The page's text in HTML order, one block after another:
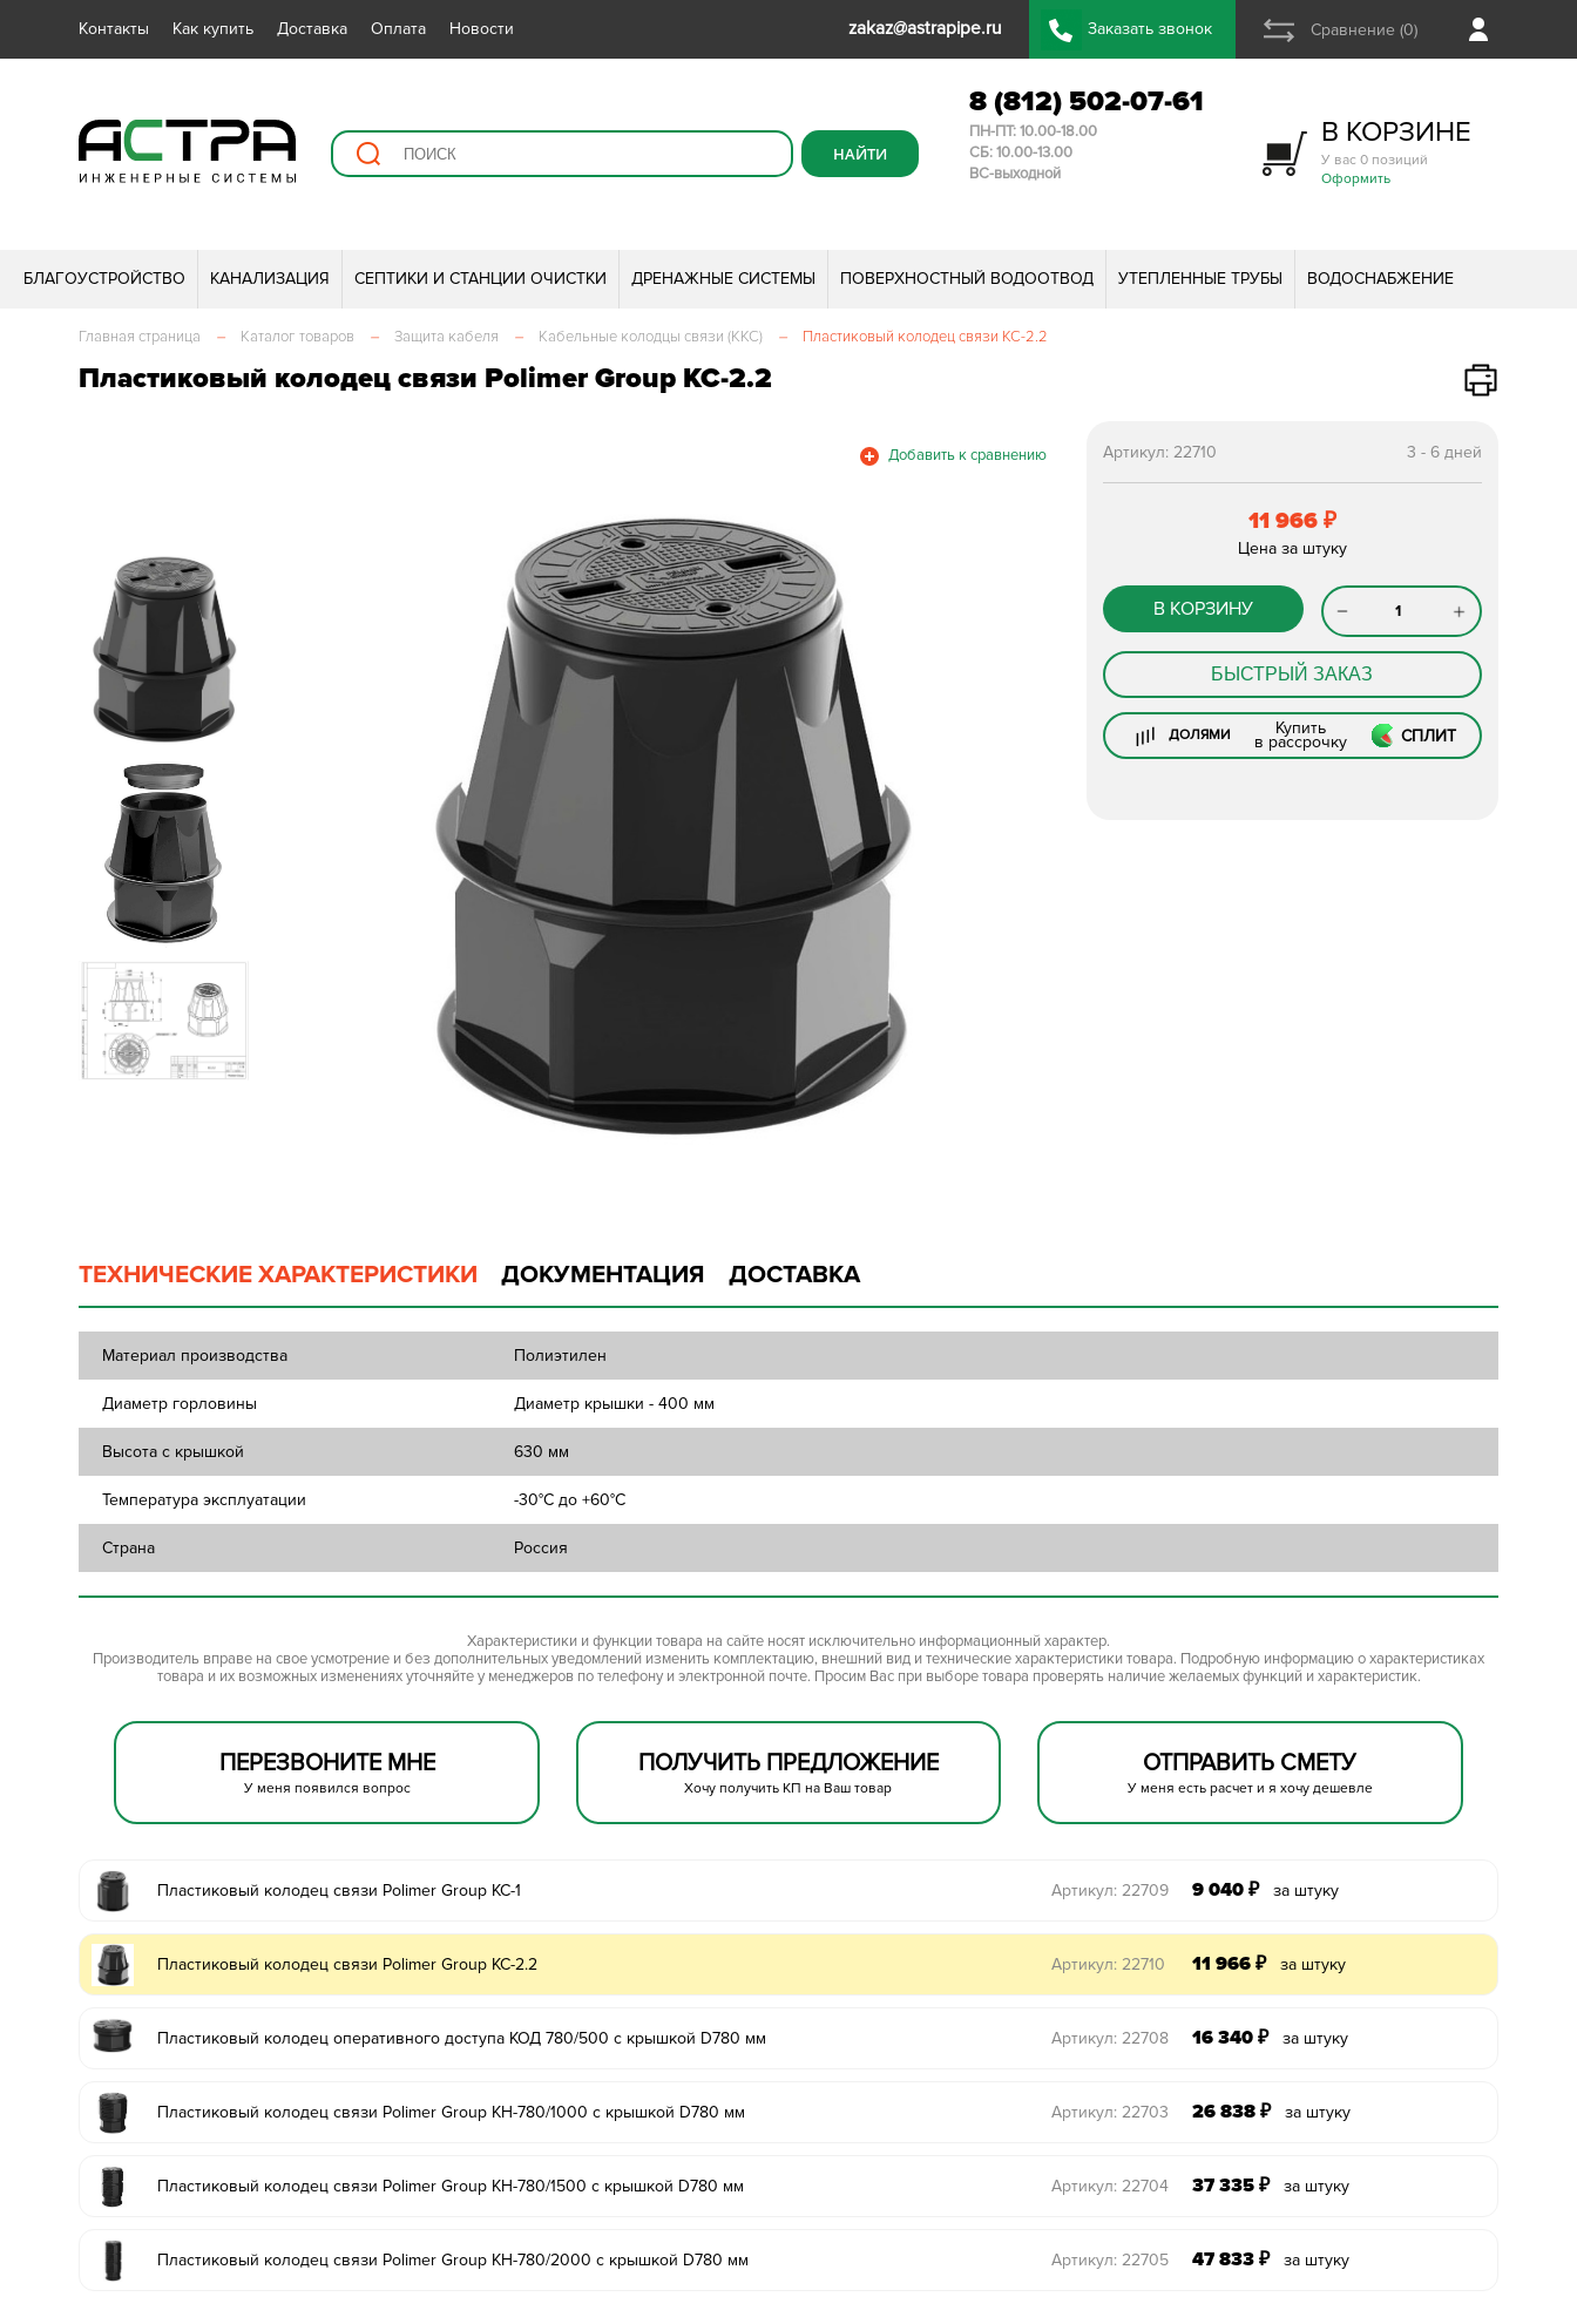
Контакты Как купить Доставка Оплата Новости zakaz@astrapipe.ru Заказать звонок Сравнение (0)
8 (812) 502-07-61
ПН-ПТ: 10.00-18.00
СБ: 10.00-13.00
ВС-выходной
В КОРЗИНЕ
У вас 0 позиций
Оформить
БЛАГОУСТРОЙСТВО КАНАЛИЗАЦИЯ СЕПТИКИ И СТАНЦИИ ОЧИСТКИ ДРЕНАЖНЫЕ СИСТЕМЫ ПОВЕРХНОСТНЫЙ ВОДООТВОД УТЕПЛЕННЫЕ ТРУБЫ ВОДОСНАБЖЕНИЕ
Главная страница – Каталог товаров – Защита кабеля – Кабельные колодцы связи (ККС) – Пластиковый колодец связи КС-2.2
Пластиковый колодец связи Polimer Group КС-2.2
3 - 6 дней
Артикул:22710
11 966 ₽
Цена за штуку
В КОРЗИНУ
БЫСТРЫЙ ЗАКАЗ
ДОЛЯМИ Купить
в рассрочку СПЛИТ
ТЕХНИЧЕСКИЕ ХАРАКТЕРИСТИКИ ДОКУМЕНТАЦИЯ ДОСТАВКА
Материал производства Полиэтилен
Диаметр горловины Диаметр крышки - 400 мм
Высота с крышкой 630 мм
Температура эксплуатации -30°C до +60°C
Страна Россия
Характеристики и функции товара на сайте носят исключительно информационный характер.
Производитель вправе на свое усмотрение и без дополнительных уведомлений изменить комплектацию, внешний вид и технические характеристики товара. Подробную информацию о характеристиках
товара и их возможных изменениях уточняйте у менеджеров по телефону и электронной почте. Просим Вас при выборе товара проверять наличие желаемых функций и характеристик.
ПЕРЕЗВОНИТЕ МНЕ
У меня появился вопрос
ПОЛУЧИТЬ ПРЕДЛОЖЕНИЕ
Хочу получить КП на Ваш товар
ОТПРАВИТЬ СМЕТУ
У меня есть расчет и я хочу дешевле
Пластиковый колодец связи Polimer Group КС-1 Артикул: 22709 9 040 ₽ за штуку
Пластиковый колодец связи Polimer Group КС-2.2 Артикул: 22710 11 966 ₽ за штуку
Пластиковый колодец оперативного доступа КОД 780/500 с крышкой D780 мм Артикул: 22708 16 340 ₽ за штуку
Пластиковый колодец связи Polimer Group КН-780/1000 с крышкой D780 мм Артикул: 22703 26 838 ₽ за штуку
Пластиковый колодец связи Polimer Group КН-780/1500 с крышкой D780 мм Артикул: 22704 37 335 ₽ за штуку
Пластиковый колодец связи Polimer Group КН-780/2000 с крышкой D780 мм Артикул: 22705 47 833 ₽ за штуку